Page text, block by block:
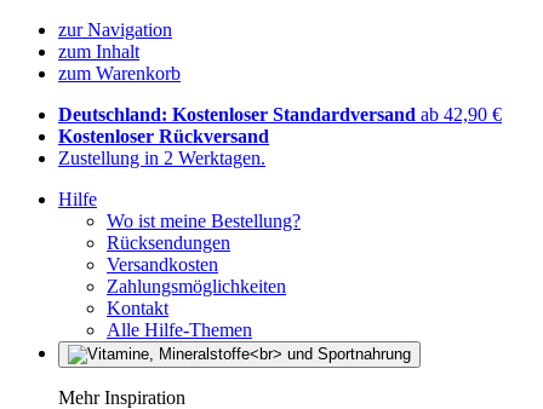
zur Navigation
zum Inhalt
zum Warenkorb
Deutschland: Kostenloser Standardversand ab 42,90 €
Kostenloser Rückversand
Zustellung in 2 Werktagen.
Hilfe
Wo ist meine Bestellung?
Rücksendungen
Versandkosten
Zahlungsmöglichkeiten
Kontakt
Alle Hilfe-Themen
Mehr Inspiration